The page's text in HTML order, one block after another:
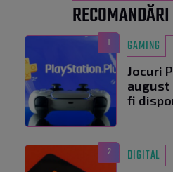
1 GAMING
Jocuri
august
fi
2 DIGITAL